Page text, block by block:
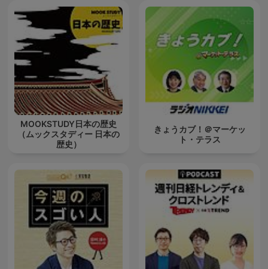
MOOKSTUDY日本の歴史
（ムックスタディー 日本の
歴史）
きょうカブ！＠マーケッ
ト・テラス